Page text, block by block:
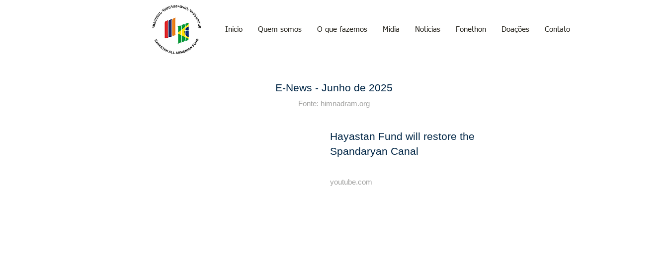
Início Quem somos O que fazemos Mídia Notícias Fonethon Doações Contato
E-News - Junho de 2025
Fonte: himnadram.org
Hayastan Fund will restore the
Spandaryan Canal
youtube.com